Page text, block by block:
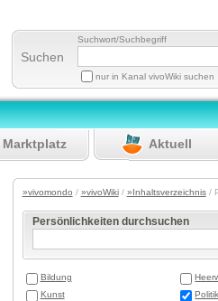
Suchen
Suchwort/Suchbegriff
nur in Kanal vivoWiki suchen
Marktplatz Aktuell
»vivomondo / »vivoWiki/ »Inhaltsverzeichnis/
Persönlichkeiten durchsuchen
Bildung
Kunst